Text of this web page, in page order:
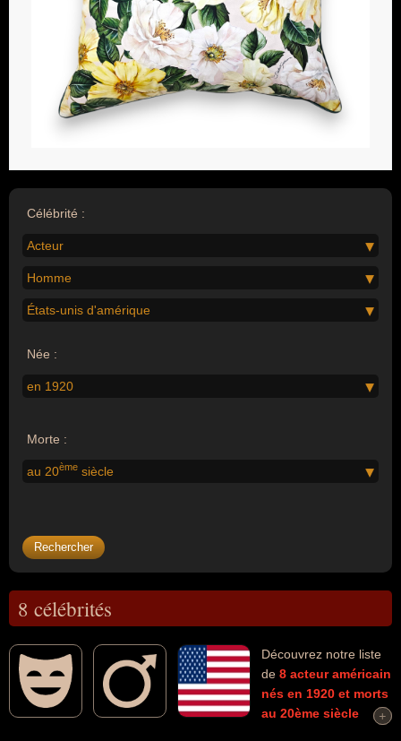
Célébrité :
Acteur
Homme
États-unis d'amérique
Née :
en 1920
Morte :
au 20ème siècle
8 célébrités
Découvrez notre liste
de 8 acteur américain
nés en 1920 et morts
au 20ème siècle
+
+